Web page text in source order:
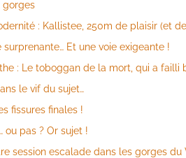
gorges
: Kallistee, 250m de plaisir (et
Et une voie exigeante !
: Le toboggan de la mort, qui a failli
le vif du sujet…
fissures finales !
ou pas ? Or sujet !
session escalade dans les gorges du